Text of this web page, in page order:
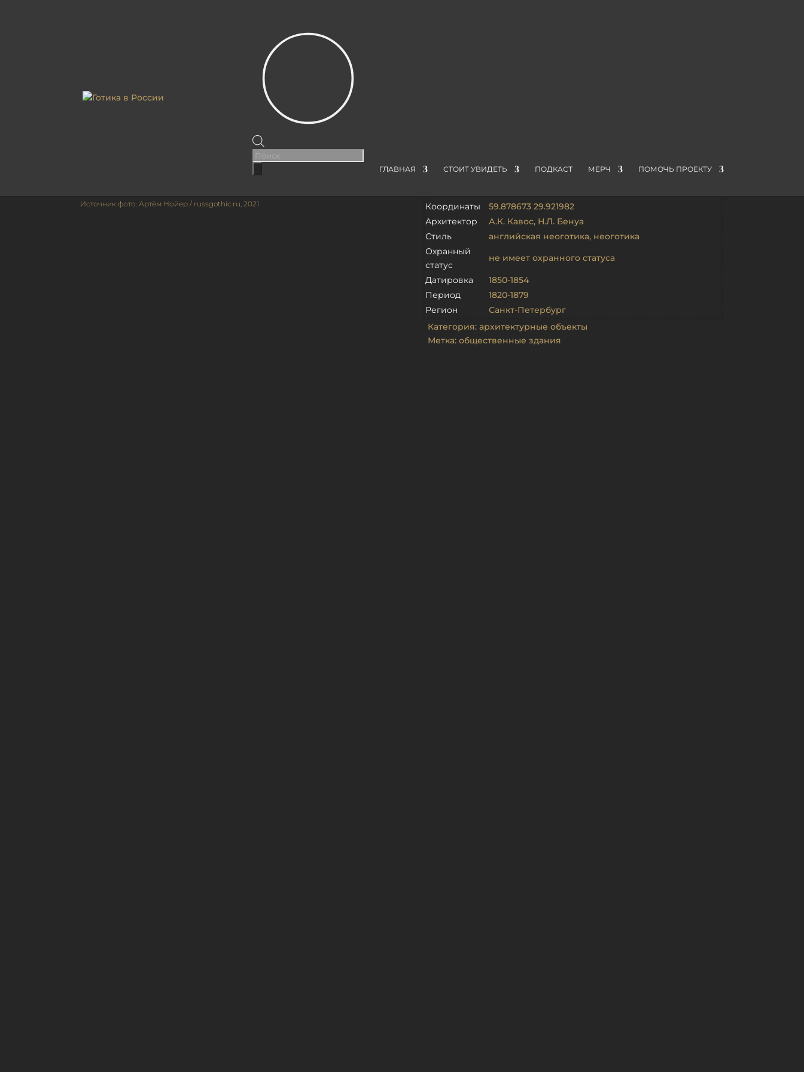
Поиск
товаров
ГЛАВНАЯ СТОИТ УВИДЕТЬ ПОДКАСТ МЕРЧ ПОМОЧЬ ПРОЕКТУ
ГЛАВНАЯ| КАТАЛОГ| АРХИТЕКТУРНЫЕ ОБЪЕКТЫ| КАРЕТНЫЙ САРАЙ ПОЧТЫ В ПЕТЕРГОФЕ
КАРЕТНЫЙ САРАЙ ПОЧТЫ В ПЕТЕРГОФЕ
Источник фото: Артём Нойер / russgothic.ru, 2021
Координаты
59.878673 29.921982
Архитектор
А.К. Кавос, Н.Л. Бенуа
Стиль
английская неоготика, неоготика
Охранный
статус
не имеет охранного статуса
Датировка
1850-1854
Период
1820-1879
Регион
Санкт-Петербург
Категория: архитектурные объекты
Метка: общественные здания